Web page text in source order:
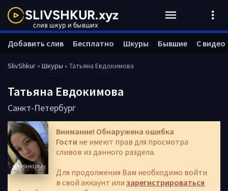
SlivShkur» Шкуры » Татьяна Евдокимова
Татьяна Евдокимова
Санкт-Петербург
Внимание! Обнаружена ошибка
Гости не имеют прав для просмотра
сливов из данного раздела.
Для продолжения Вам необходимо войти
в свой аккаунт или зарегистрироваться
Добавить слив Бесплатно Шкуры Бывшие С видео